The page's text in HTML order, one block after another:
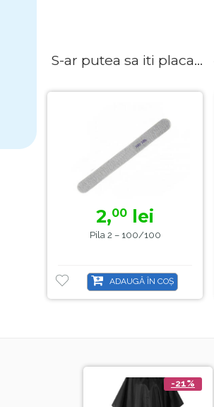
S-ar putea sa iti placa...
2,00 lei
Pila 2 – 100/100
ADAUGĂ ÎN COȘ
-21%